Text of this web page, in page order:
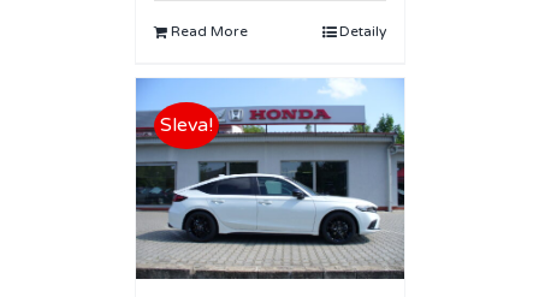
Read More Detaily
Sleva!